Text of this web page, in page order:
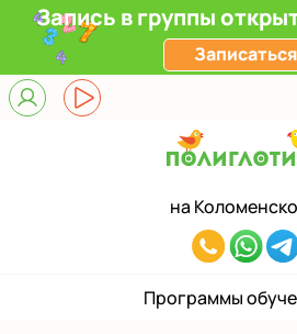
Запись в группы
Записаться
наВыберите
Верхние
ЖК Прокшино
8(929)520-
80
Программы